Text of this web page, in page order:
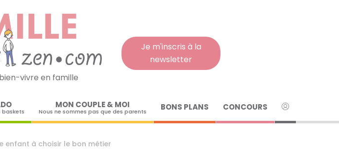
Je m'inscris à la
newsletter
vivre en famille
baskets
MON COUPLE & MOI
Nous ne sommes pas que des parents BONS PLANS CONCOURS
enfant à choisir le bon métier